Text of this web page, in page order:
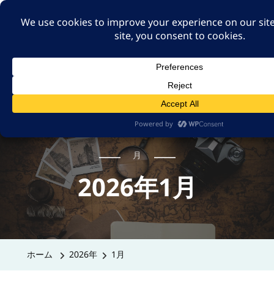
A GUT FEELING 7TH
身近な旅の記録や記憶、たまには思ったことも残そ
月
2026年1月
ホーム 2026年 1月